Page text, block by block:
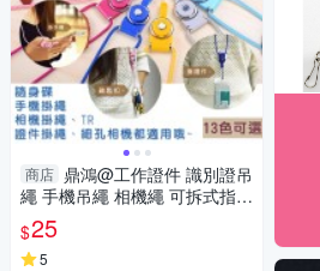
商店 鼎鴻@工作證件 識別證吊
繩 手機吊繩 相機繩 可拆式指環
扣 掛脖繩 手機掛飾 防摔機13
色可選
$25
5